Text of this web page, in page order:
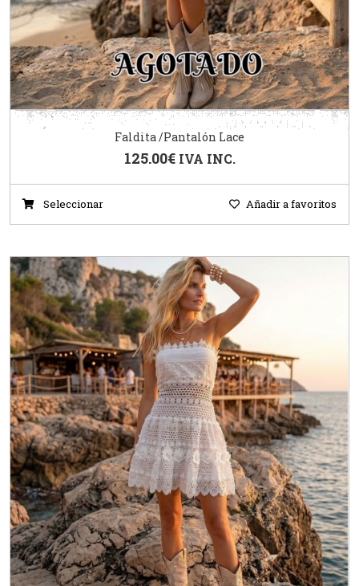
Faldita /Pantalón Lace
125.00€ IVA INC.
Seleccionar Añadir a favoritos